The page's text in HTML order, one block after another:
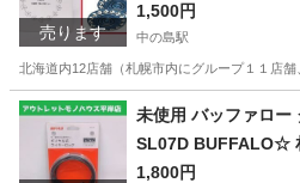
売ります
1,500円
中の島駅
北海道内12店舗（札幌市内にグループ１１店
北海道 札幌市 中の島駅
未使用 バッファロー
SL07D BUFFALO☆
1,800円